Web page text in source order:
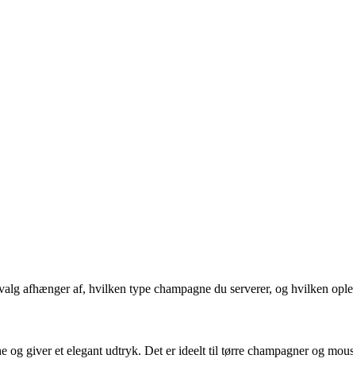
afhænger af, hvilken type champagne du serverer, og hvilken
giver et elegant udtryk. Det er ideelt til tørre champagner og